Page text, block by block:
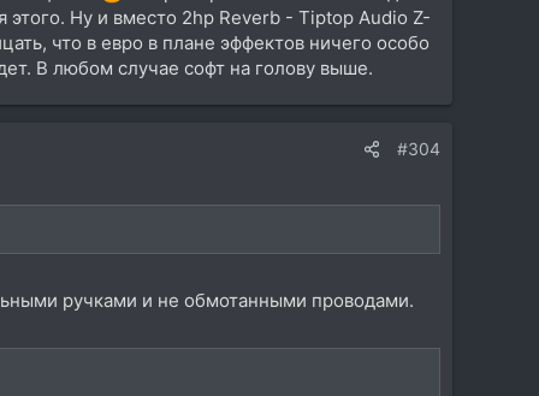
Ну и вместо 2hp Reverb - Tiptop Audio Z-
что в евро в плане эффектов ничего особо
В любом случае софт на голову выше.
#304
ручками и не обмотанными проводами.